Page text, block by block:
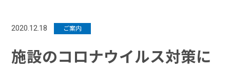
2020.12.18 ご案内
施設のコロナウイルス対策に